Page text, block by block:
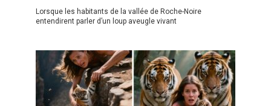
Lorsque les habitants de la vallée de Roche-Noire
entendirent parler d’un loup aveugle vivant